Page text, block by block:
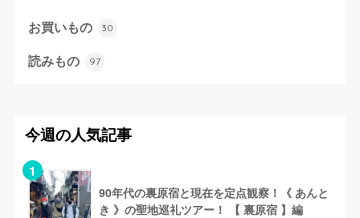
お買いもの 30
読みもの 97
今週の人気記事
90年代の裏原宿と現在を定点観察！《 あんと
き 》の聖地巡礼ツアー！ 【 裏原宿 】編